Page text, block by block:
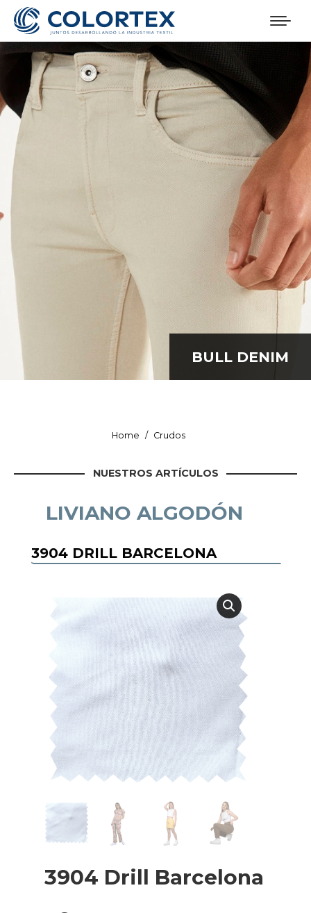
BULL DENIM
You are here:
Home Crudos
NUESTROS ARTÍCULOS
LIVIANO ALGODÓN
3904 DRILL BARCELONA
3904 Drill Barcelona
Te ofrecemos la oportunidad de desarrollar y
potenciar tus habilidades personales y profesionales,
dentro de un grato ambiente laboral y con el respaldo
de una marca con más de cinco décadas en el
mercado textil. Ingresa todos tus datos en el
siguiente formulario. Nos contactaremos contigo a la
Cargo al que postulas:
Datos personales:
Subir su cv*
CONOCE MÁS
SOBRE LAS TENDENCIAS
Suscríbete y recibe lo último de las noticias, novedades y
lanzamientos del mundo textil.
He leído y acepto la Política de Privacidad